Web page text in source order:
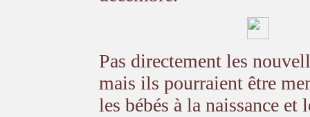
Pas directement les
mais ils pourraient être
les bébés à la naissance et